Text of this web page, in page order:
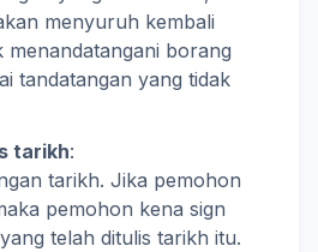
menyuruh kembali
borang
tandatangan yang tidak
tarikh:
tarikh. Jika pemohon
pemohon kena sign
telah ditulis tarikh itu.